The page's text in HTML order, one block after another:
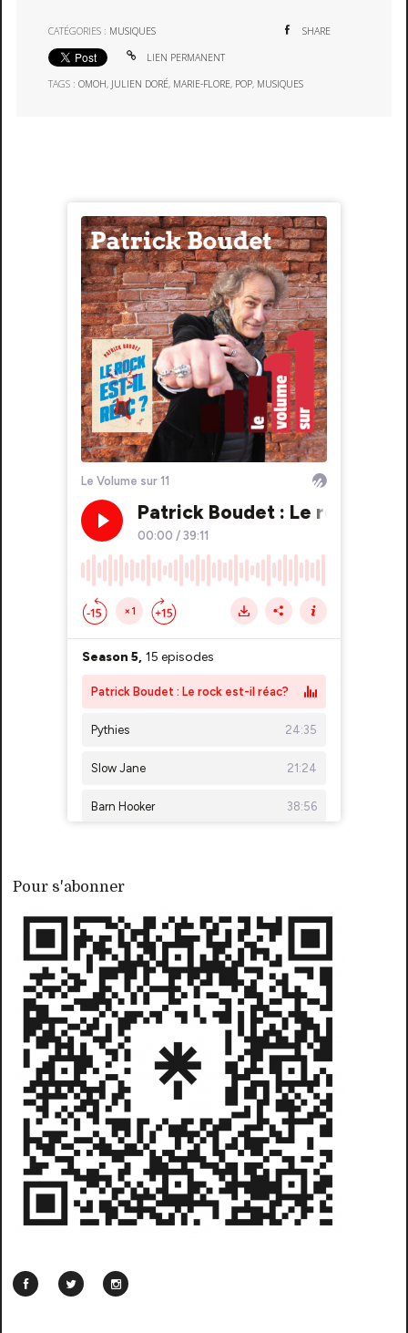
Pour s'abonner
CATÉGORIES : MUSIQUES SHARE
LIEN PERMANENT
TAGS :OMOH, JULIEN DORÉ, MARIE-FLORE, POP, MUSIQUES